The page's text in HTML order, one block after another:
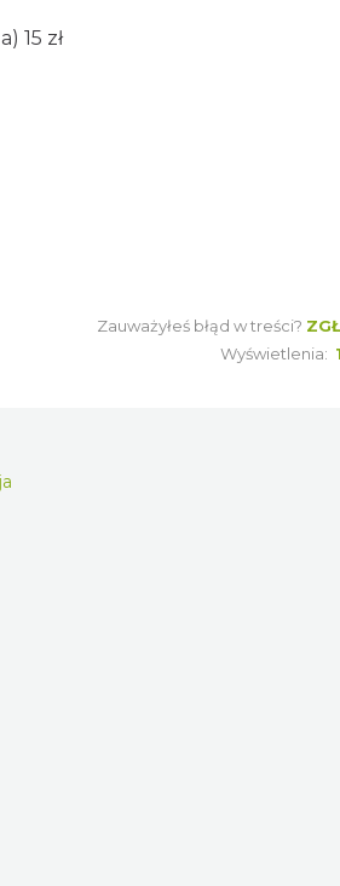
15 zł
Zauważyłeś błąd w treści?
Wyświetlenia: